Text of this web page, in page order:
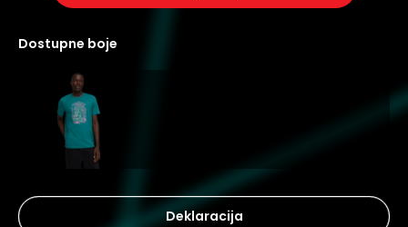
dostupne boje
Deklaracija